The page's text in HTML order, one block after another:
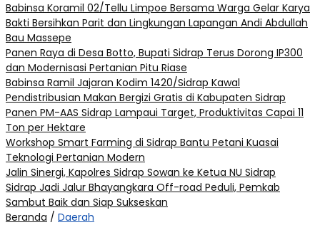
Babinsa Koramil 02/Tellu Limpoe Bersama Warga Gelar Karya
Bakti Bersihkan Parit dan Lingkungan Lapangan Andi Abdullah
Bau Massepe
Panen Raya di Desa Botto, Bupati Sidrap Terus Dorong IP300
dan Modernisasi Pertanian Pitu Riase
Babinsa Ramil Jajaran Kodim 1420/Sidrap Kawal
Pendistribusian Makan Bergizi Gratis di Kabupaten Sidrap
Panen PM-AAS Sidrap Lampaui Target, Produktivitas Capai 11
Ton per Hektare
Workshop Smart Farming di Sidrap Bantu Petani Kuasai
Teknologi Pertanian Modern
Jalin Sinergi, Kapolres Sidrap Sowan ke Ketua NU Sidrap
Sidrap Jadi Jalur Bhayangkara Off-road Peduli, Pemkab
Sambut Baik dan Siap Sukseskan
Beranda / Daerah